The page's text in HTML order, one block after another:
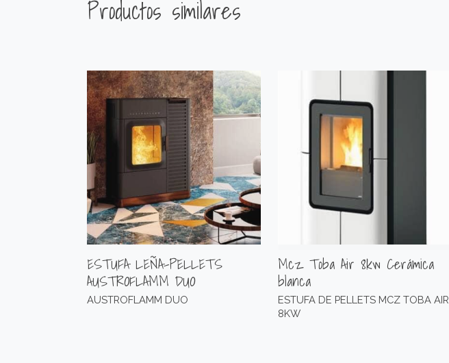
Productos similares
ESTUFA LEÑA-PELLETS
AUSTROFLAMM DUO
AUSTROFLAMM DUO
Mcz Toba Air 8kw Cerámica
blanca
ESTUFA DE PELLETS MCZ TOBA AIR
8KW